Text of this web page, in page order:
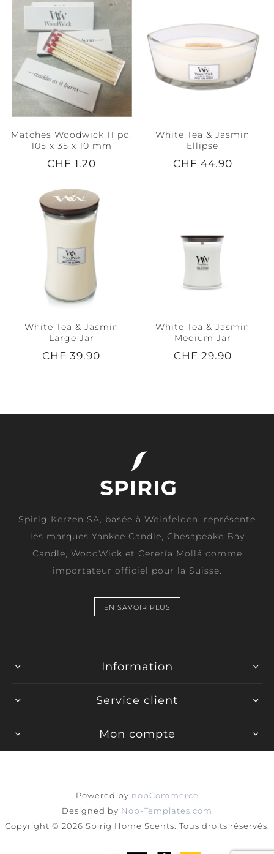
Matches Woodwick 11 pc.
105 x 35 x 10 mm
CHF 1.20
White Tea & Jasmin
Ellipse
CHF 44.90
White Tea & Jasmin
Large Jar
CHF 39.90
White Tea & Jasmin
Medium Jar
CHF 29.90
Spirig Kerzen SA, basée à Weinfelden, représente
les marques Yankee Candle, Chesapeake Bay
Candle, WoodWick et Cerería Mollá comme
importateur officiel pour la Suisse.
EN SAVOIR PLUS
Information
Service client
Mon compte
Powered by nopCommerce
Designed by Nop-Templates.com
Copyright © 2026 Spirig Home Scents. Tous droits réservés.